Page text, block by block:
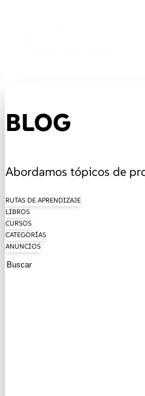
BLOG
Abordamos tópicos de
RUTAS DE APRENDIZAJE
LIBROS
CURSOS
CATEGORÍAS
ANUNCIOS